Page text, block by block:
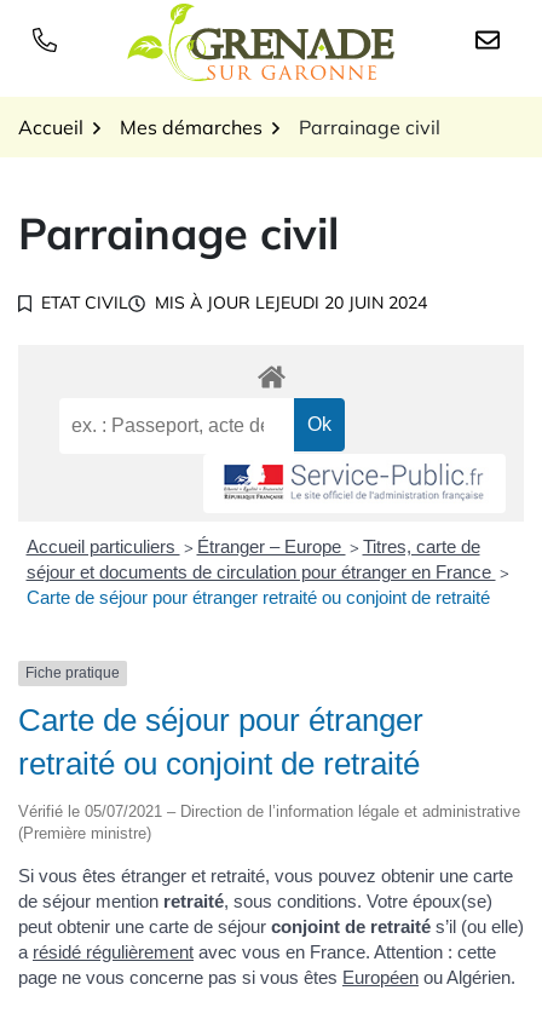
Logo Grenade sur
Accueil Mes démarches Parrainage civil
Parrainage civil
ETAT CIVIL MIS À JOUR LEJEUDI 20 JUIN 2024
Accueil particuliers > Étranger – Europe > Titres, carte de
séjour et documents de circulation pour étranger en France >
Carte de séjour pour étranger retraité ou conjoint de retraité
Fiche pratique
Carte de séjour pour étranger
retraité ou conjoint de retraité
Vérifié le 05/07/2021 – Direction de l’information légale et administrative
(Première ministre)
Si vous êtes étranger et retraité, vous pouvez obtenir une carte
de séjour mention retraité, sous conditions. Votre époux(se)
peut obtenir une carte de séjour conjoint de retraité s’il (ou elle)
a résidé régulièrement avec vous en France. Attention : cette
page ne vous concerne pas si vous êtes Européen ou Algérien.